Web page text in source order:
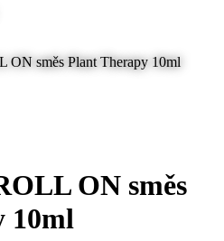
směs Plant Therapy 10ml
ON směs
10ml